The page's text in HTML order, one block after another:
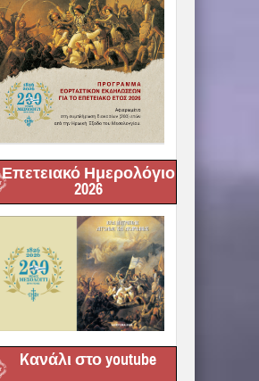
Επετειακό Ημερολόγιο
2026
Kανάλι στο youtube